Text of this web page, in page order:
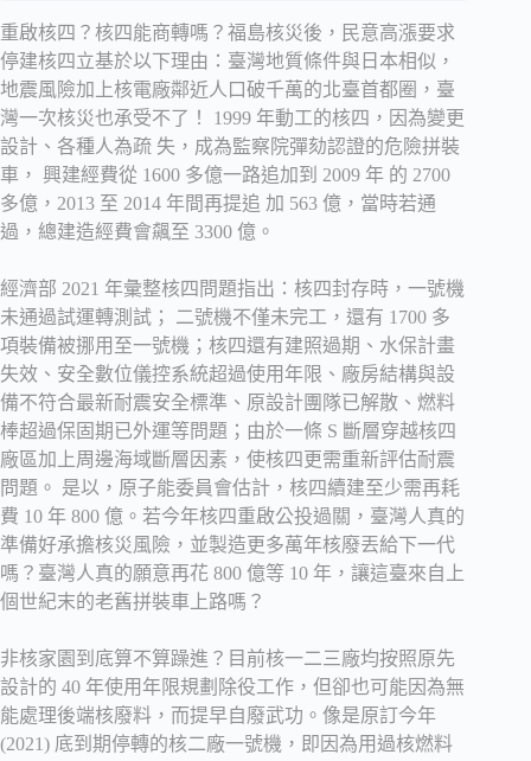
重啟核四？核四能商轉嗎？福島核災後，民意高漲要求
停建核四立基於以下理由：臺灣地質條件與日本相似，
地震風險加上核電廠鄰近人口破千萬的北臺首都圈，臺
灣一次核災也承受不了！ 1999 年動工的核四，因為變更
設計、各種人為疏 失，成為監察院彈劾認證的危險拼裝
車， 興建經費從 1600 多億一路追加到 2009 年 的 2700
多億，2013 至 2014 年間再提追 加 563 億，當時若通
過，總建造經費會飆至 3300 億。
經濟部 2021 年彙整核四問題指出：核四封存時，一號機
未通過試運轉測試； 二號機不僅未完工，還有 1700 多
項裝備被挪用至一號機；核四還有建照過期、水保計畫
失效、安全數位儀控系統超過使用年限、廠房結構與設
備不符合最新耐震安全標準、原設計團隊已解散、燃料
棒超過保固期已外運等問題；由於一條 S 斷層穿越核四
廠區加上周邊海域斷層因素，使核四更需重新評估耐震
問題。 是以，原子能委員會估計，核四續建至少需再耗
費 10 年 800 億。若今年核四重啟公投過關，臺灣人真的
準備好承擔核災風險，並製造更多萬年核廢丟給下一代
嗎？臺灣人真的願意再花 800 億等 10 年，讓這臺來自上
個世紀末的老舊拼裝車上路嗎？
非核家園到底算不算躁進？目前核一二三廠均按照原先
設計的 40 年使用年限規劃除役工作，但卻也可能因為無
能處理後端核廢料，而提早自廢武功。像是原訂今年
(2021) 底到期停轉的核二廠一號機，即因為用過核燃料